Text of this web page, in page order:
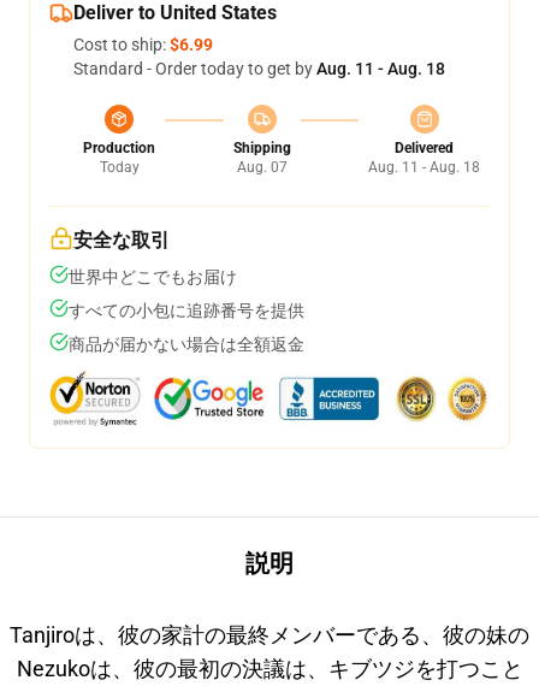
Deliver to United States
Cost to ship:$6.99
Standard - Order today to get byAug. 11 - Aug. 18
Production
Today
Shipping
Aug. 07
Delivered
Aug. 11 - Aug. 18
安全な取引
世界中どこでもお届け
すべての小包に追跡番号を提供
商品が届かない場合は全額返金
説明
Tanjiroは、彼の家計の最終メンバーである、彼の妹の
Nezukoは、彼の最初の決議は、キブツジを打つこと